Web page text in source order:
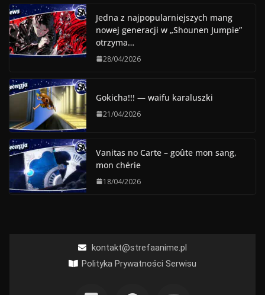
Jedna z najpopularniejszych mang
nowej generacji w „Shounen Jumpie”
otrzyma…
28/04/2026
Gokicha!!! — waifu karaluszki
21/04/2026
Vanitas no Carte – goûte mon sang,
mon chérie
18/04/2026
kontakt@strefaanime.pl
Polityka Prywatności Serwisu